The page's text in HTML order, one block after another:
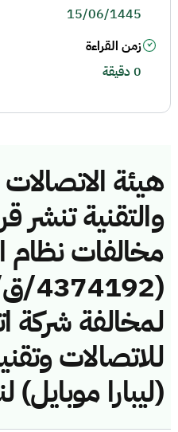
هيئة
والتقنية تنشر
مخالفات نظام
لمخالفة شركة
للاتصالات
(ليبارا موبايل)
15/06/1445
زمن القراءة
0 دقيقة